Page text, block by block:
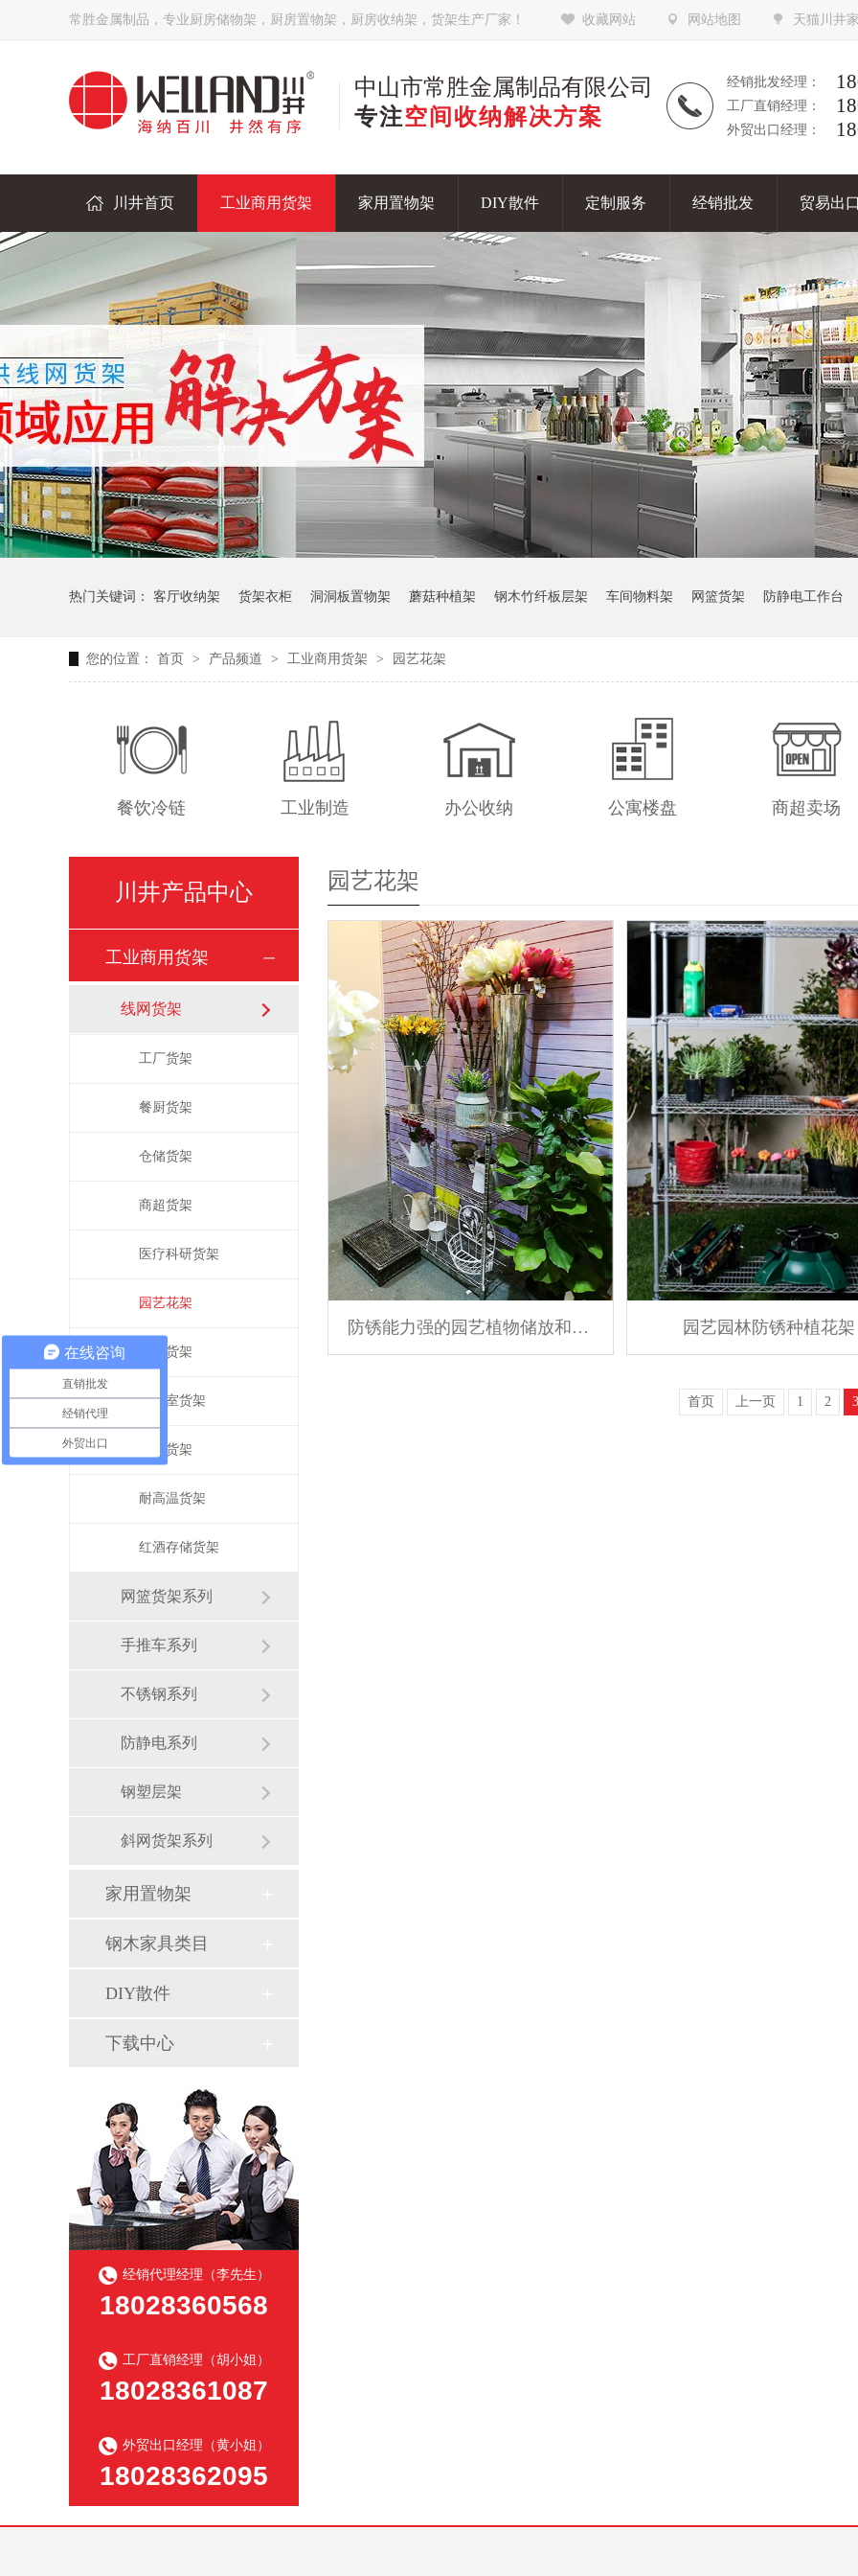
收藏网站 网站地图 天猫川井
常胜金属制品，专业厨房储物架，厨房置物架，厨房收纳架，货架生产厂家！
经销批发经理：
工厂直销经理：
外贸出口经理：
中山市常胜金属制品有限公司
专注空间收纳解决方案
川井首页 工业商用货架 家用置物架 DIY散件 定制服务 经销批发 贸易出
热门关键词： 客厅收纳架 货架衣柜 洞洞板置物架 蘑菇种植架 钢木竹纤板层架 车间物料架 网篮货架 防静电工作台
您的位置： 首页 > 产品频道 > 工业商用货架 > 园艺花架
餐饮冷链 工业制造 办公收纳 公寓楼盘 商超卖场
川井产品中心
工业商用货架
线网货架
工厂货架
餐厨货架
仓储货架
商超货架
医疗科研货架
园艺花架
冷库货架
办公室货架
展示货架
耐高温货架
红酒存储货架
网篮货架系列
手推车系列
不锈钢系列
防静电系列
钢塑层架
斜网货架系列
家用置物架
钢木家具类目
DIY散件
下载中心
经销代理经理（李先生）
18028360568
工厂直销经理（胡小姐）
18028361087
外贸出口经理（黄小姐）
18028362095
园艺花架
防锈能力强的园艺植物储放和展示置物架 园艺园林防锈种植花架
首页 上一页 1 2 3
在线咨询
直销批发
经销代理
外贸出口